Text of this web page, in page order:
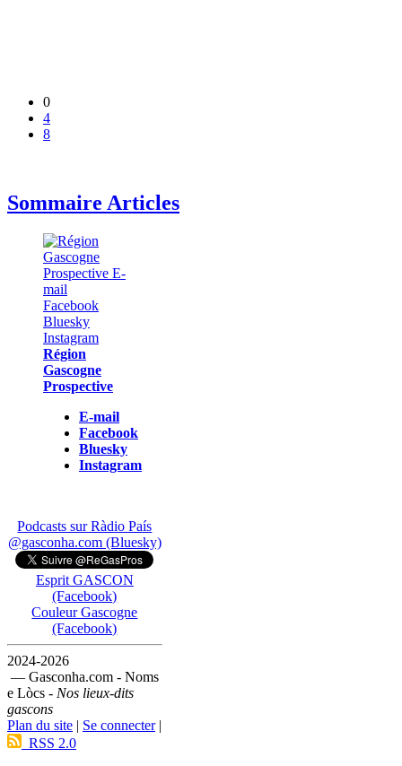
0
4
8
Sommaire Articles
Région
Gascogne
Prospective
E-mail
Facebook
Bluesky
Instagram
Podcasts sur Ràdio País
@gasconha.com (Bluesky)
Esprit GASCON
(Facebook)
Couleur Gascogne
(Facebook)
2024-2026
— Gasconha.com - Noms
e Lòcs - Nos lieux-dits
gascons
Plan du site | Se connecter|
RSS 2.0